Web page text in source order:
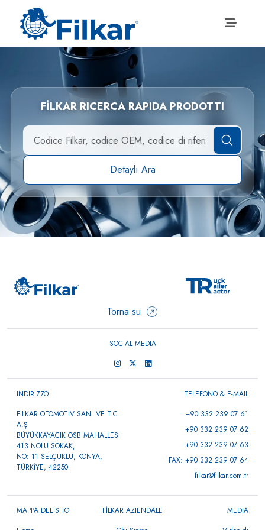
FİLKAR RICERCA RAPIDA PRODOTTI
Detaylı Ara
Torna su
SOCIAL MEDIA
INDIRIZZO
FİLKAR OTOMOTİV SAN. VE TİC.
A.Ş
BÜYÜKKAYACIK OSB MAHALLESİ
413 NOLU SOKAK,
NO: 11 SELÇUKLU, KONYA,
TÜRKİYE, 42250
TELEFONO & E-MAIL
+90 332 239 07 61
+90 332 239 07 62
+90 332 239 07 63
FAX: +90 332 239 07 64
filkar@filkar.com.tr
MAPPA DEL SITO
FİLKAR AZIENDALE
MEDIA